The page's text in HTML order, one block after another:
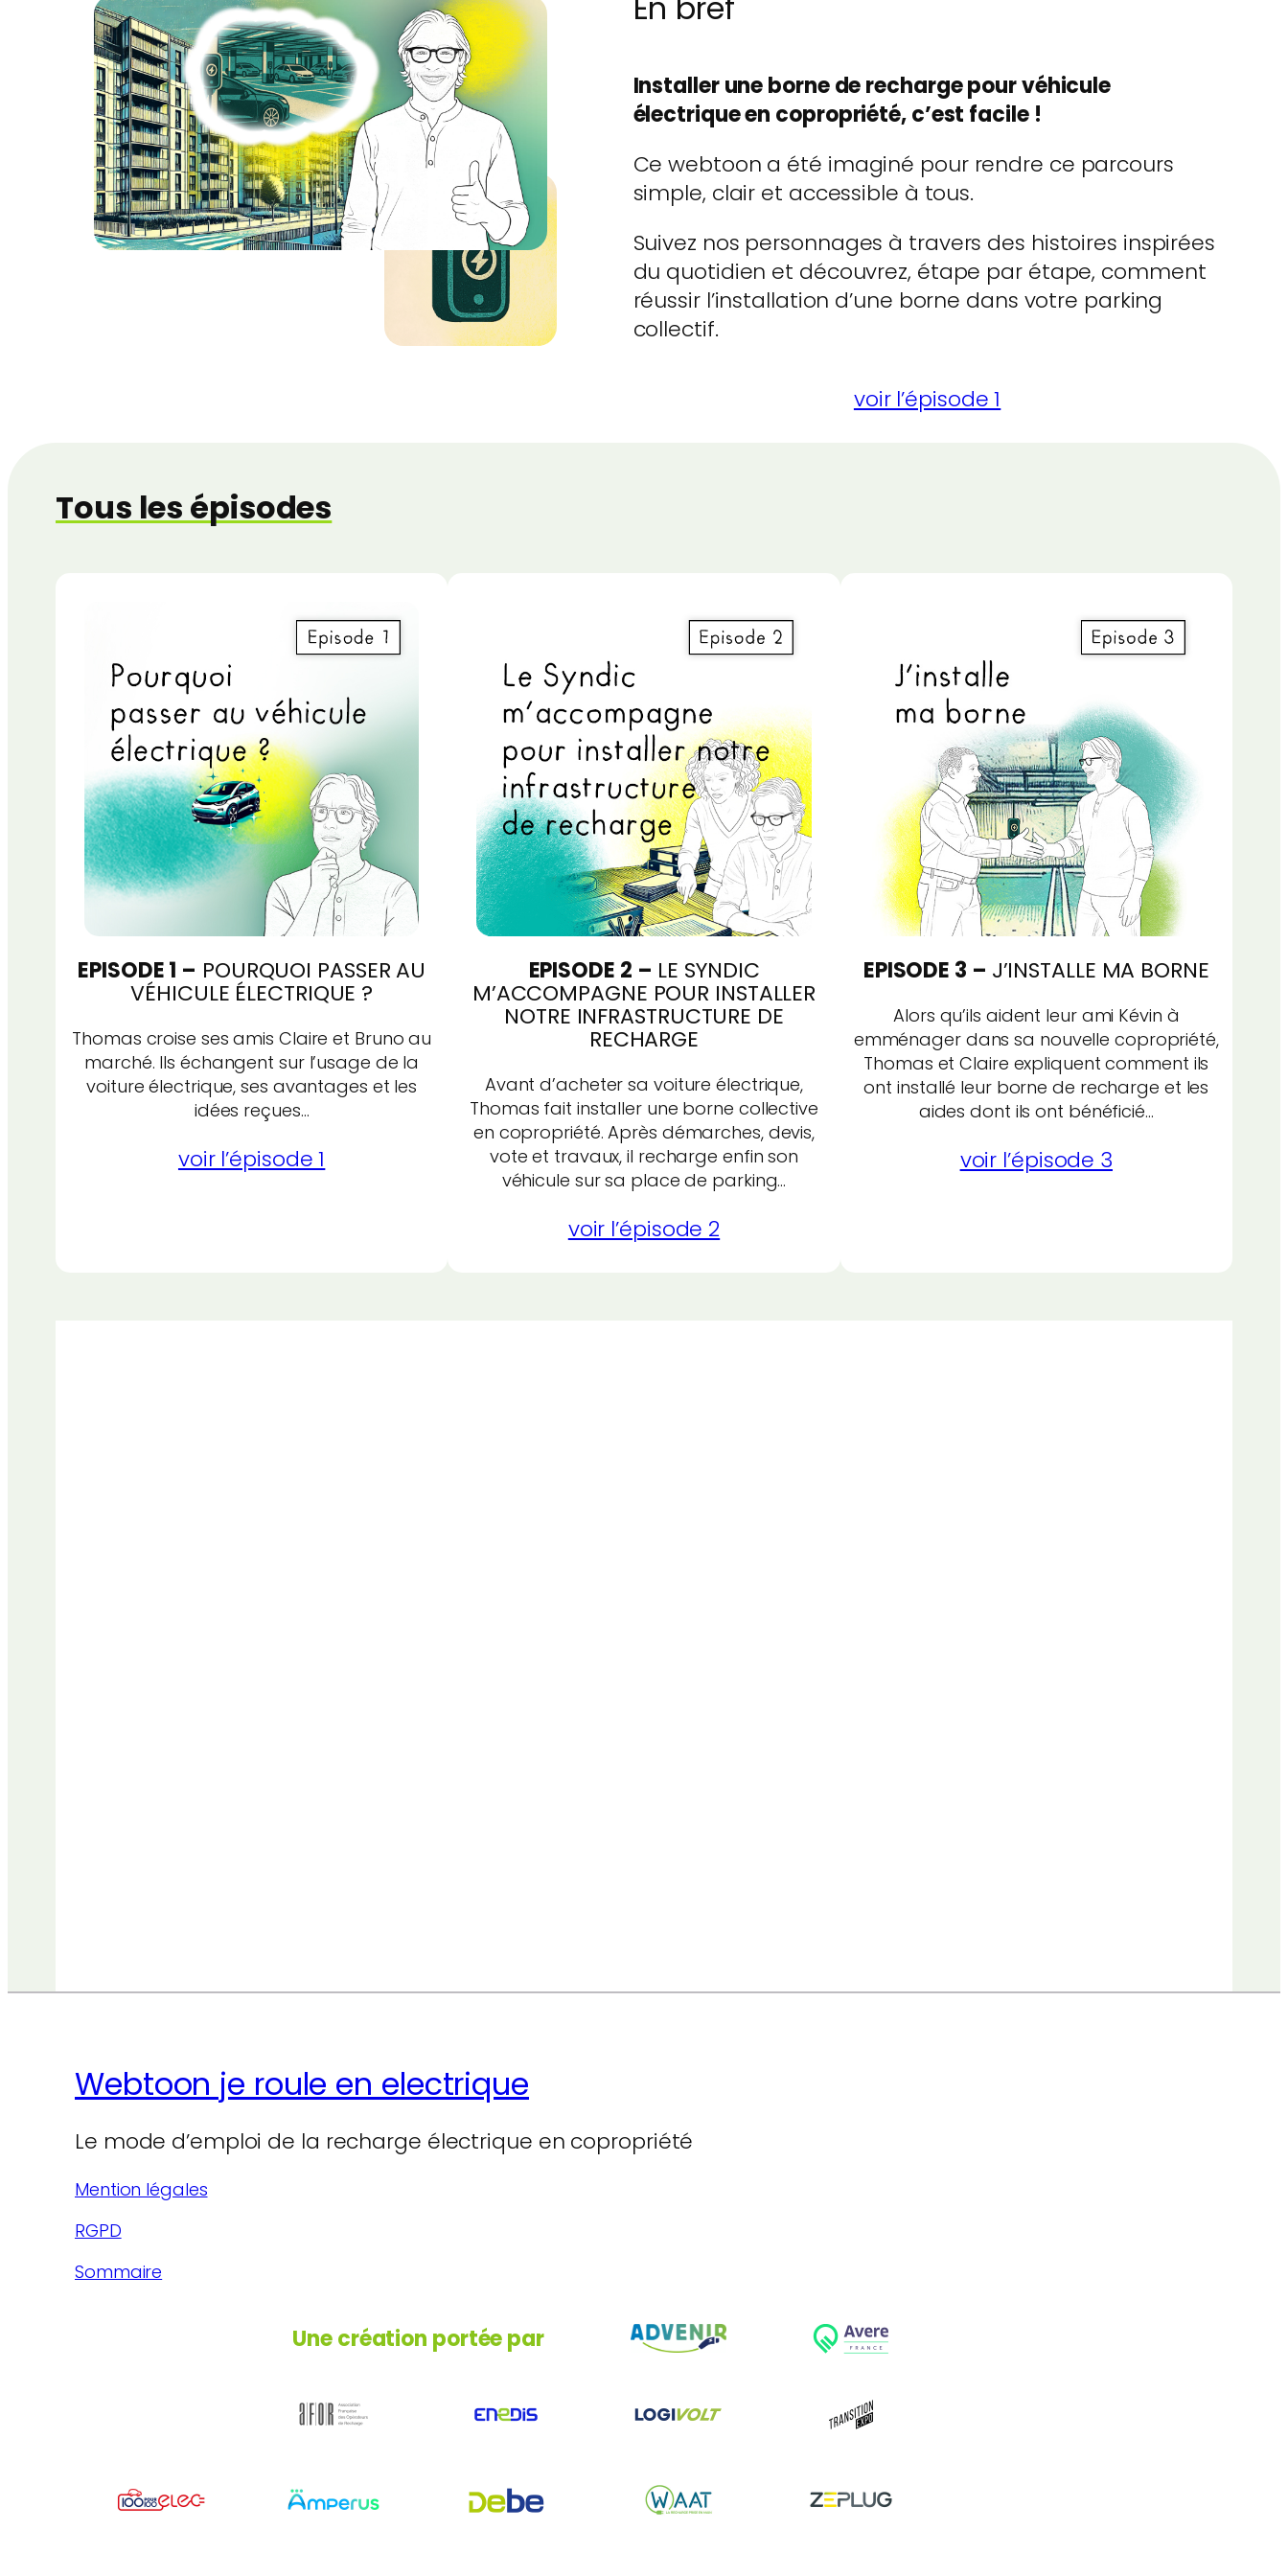
Installer une borne de recharge pour véhicule
électrique en copropriété, c’est facile !
Ce webtoon a été imaginé pour rendre ce parcours
simple, clair et accessible à tous.
Suivez nos personnages à travers des histoires inspirées
du quotidien et découvrez, étape par étape, comment
réussir l’installation d’une borne dans votre parking
collectif.
voir l’épisode 1
Tous les épisodes
EPISODE 1 – POURQUOI PASSER AU
VÉHICULE ÉLECTRIQUE ?
Thomas croise ses amis Claire et Bruno au
marché. Ils échangent sur l’usage de la
voiture électrique, ses avantages et les
idées reçues…
voir l’épisode 1
EPISODE 2 – LE SYNDIC
M’ACCOMPAGNE POUR INSTALLER
NOTRE INFRASTRUCTURE DE
RECHARGE
Avant d’acheter sa voiture électrique,
Thomas fait installer une borne collective
en copropriété. Après démarches, devis,
vote et travaux, il recharge enfin son
véhicule sur sa place de parking…
voir l’épisode 2
EPISODE 3 – J’INSTALLE MA BORNE
Alors qu’ils aident leur ami Kévin à
emménager dans sa nouvelle copropriété,
Thomas et Claire expliquent comment ils
ont installé leur borne de recharge et les
aides dont ils ont bénéficié…
voir l’épisode 3
Webtoon je roule en electrique
Le mode d’emploi de la recharge électrique en copropriété
Mention légales
RGPD
Sommaire
Une création portée par